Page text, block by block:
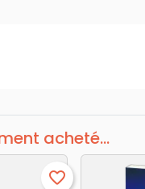
acheté...
favorite_border